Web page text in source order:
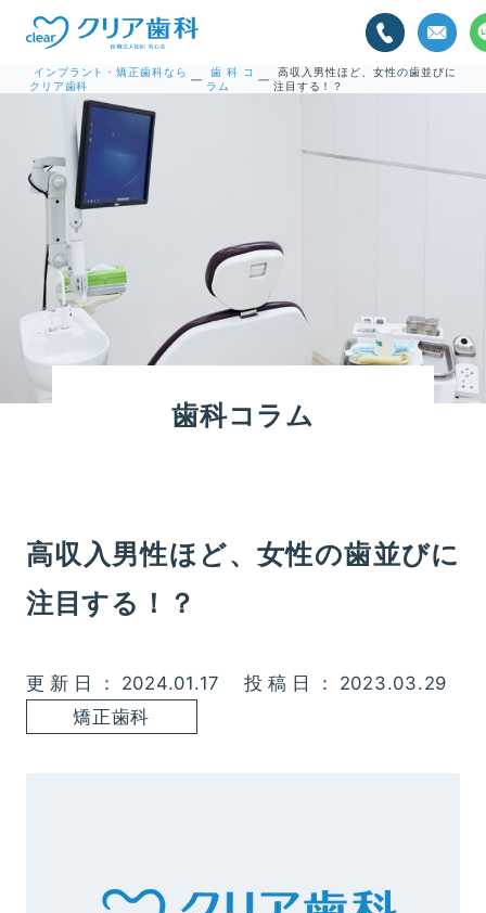
インプラント・矯正歯科なら
クリア歯科
—
歯科コ
ラム
—
高収入男性ほど、女性の歯並びに
注目する！？
歯科コラム
高収入男性ほど、女性の歯並びに
注目する！？
更新日：2024.01.17
投稿日：2023.03.29
矯正歯科